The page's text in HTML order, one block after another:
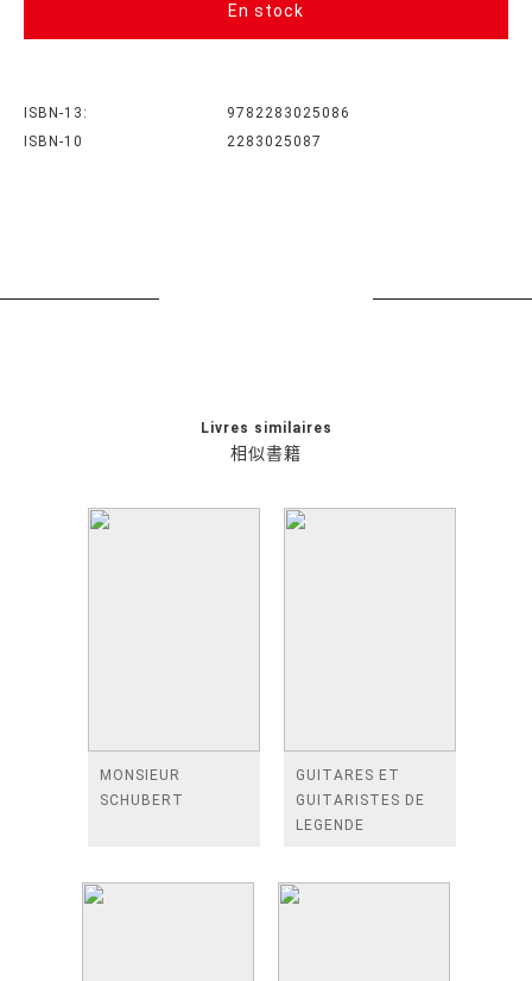
En stock
ISBN-13:
9782283025086
ISBN-10
2283025087
相似書籍
Livres similaires
MONSIEUR
SCHUBERT
GUITARES ET
GUITARISTES DE
LEGENDE